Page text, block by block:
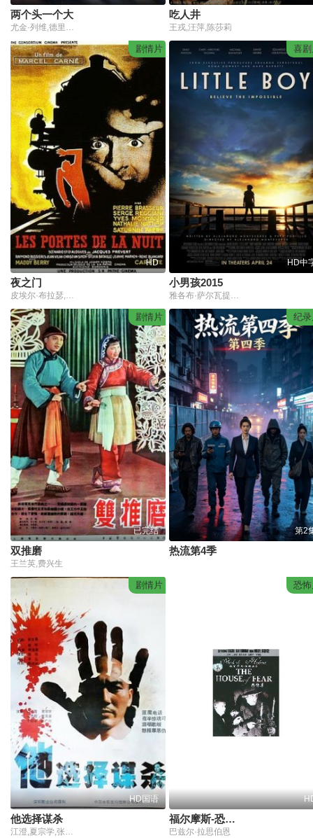
两个头一个大 吃人井
王戎,汪萍,陈莎莉
剧情片
HD
夜之门
喜
HD中
小男孩2015
剧情片
已完结
双推磨
王兰英,费兴生
纪
第2
热流第4季
剧情片
HD国语
他选择谋杀
江澄,夏宗学,张艳丽
恐
福尔摩斯-恐怖屋
巴兹尔·拉思伯恩